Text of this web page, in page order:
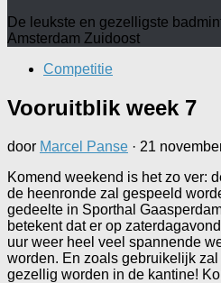
De leukste en gezelligste
Amsterdam Zuidoost
Competitie
Vooruitblik week 7
door Marcel Panse · 21
Komend weekend is het zo ver:
de heenronde zal gespeeld
gedeelte in Sporthal
betekent dat er op
uur weer heel veel spannende
worden. En zoals gebruikelijk
gezellig worden in de kantine!